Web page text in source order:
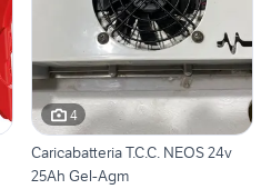
4
Caricabatteria T.C.C. NEOS 24v
25Ah Gel-Agm